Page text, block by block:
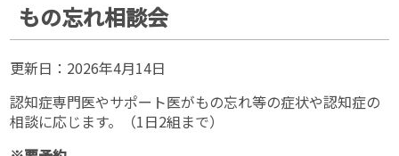
もの忘れ相談会
更新日： 2026年4月14日
認知症専門医やサポート医がもの忘れ等の症状や認知症の
相談に応じます。（1日2組まで）